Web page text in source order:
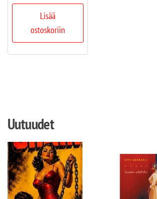
Lisää
ostoskoriin
Uutuudet